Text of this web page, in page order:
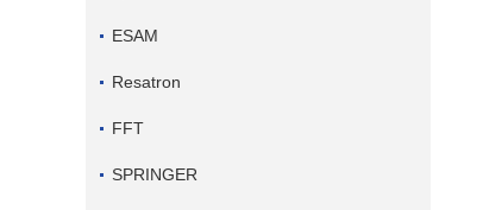
ESAM
Resatron
FFT
SPRINGER